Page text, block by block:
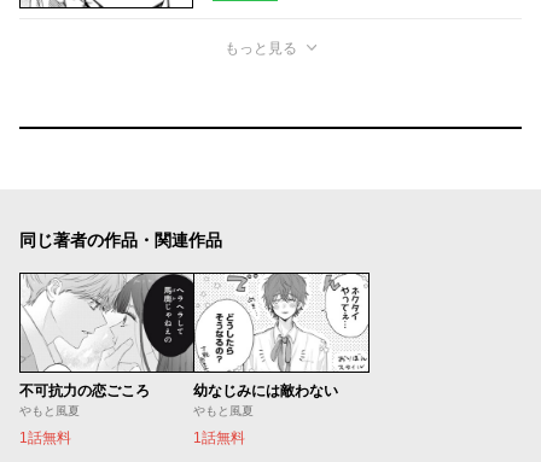
もっと見る
同じ著者の作品・関連作品
不可抗力の恋ごころ
やもと風夏
1話無料
幼なじみには敵わない
やもと風夏
1話無料